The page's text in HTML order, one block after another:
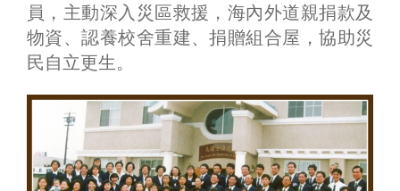
員，主動深入災區救援，海內外道親捐款及
物資、認養校舍重建、捐贈組合屋，協助災
民自立更生。